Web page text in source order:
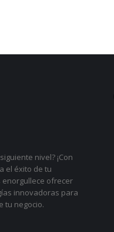
nivel? ¡Con
el éxito de tu
enorgullece ofrecer
innovadoras para
tu negocio.